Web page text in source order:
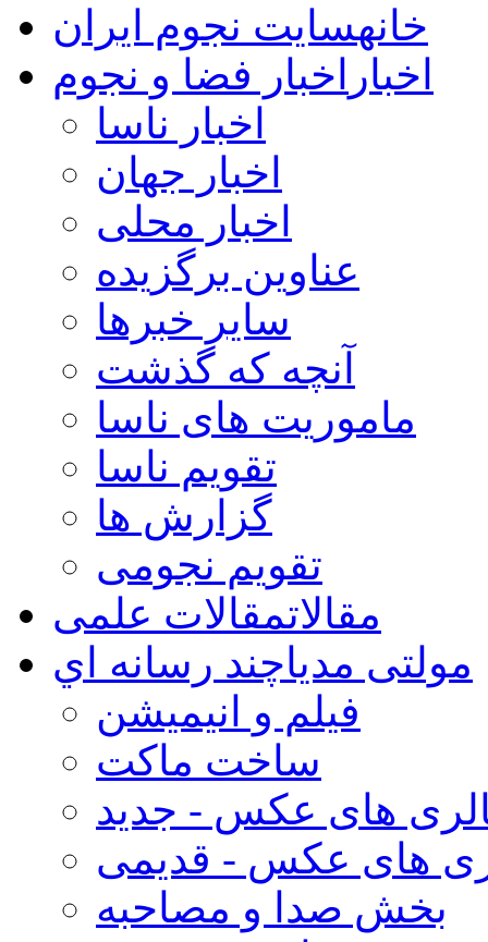
خانهسایت نجوم ایران
اخبار اخبار فضا و نجوم
اخبار ناسا
اخبار جهان
اخبار محلی
عناوین برگزیده
سایر خبرها
آنچه که گذشت
ماموریت های ناسا
تقویم ناسا
گزارش ها
تقویم نجومی
مقالاتمقالات علمی
مولتی مدیاچند رسانه اي
فیلم و انیمیشن
ساخت ماکت
های عکس - جدید
های عکس - قدیمی
بخش صدا و مصاحبه